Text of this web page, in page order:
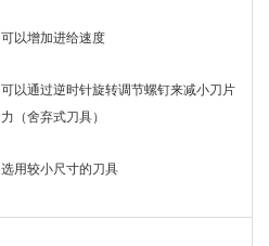
可以增加进给速度
可以通过逆时针旋转调节螺钉来减小刀片
力（舍弃式刀具）
选用较小尺寸的刀具